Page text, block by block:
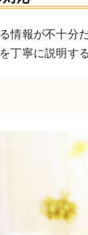
情報が不十分
丁寧に説明す